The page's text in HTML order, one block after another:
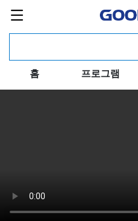
홈 프로그램